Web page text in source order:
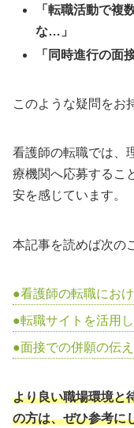
「転職活動で複
な…」
「同時進行の面
このような疑問をお
看護師の転職では、
療機関へ応募するこ
安を感じています。
本記事を読めば次の
看護師の転職にお
転職サイトを活用
面接での併願の伝
より良い職場環境と
の方は、ぜひ参考に